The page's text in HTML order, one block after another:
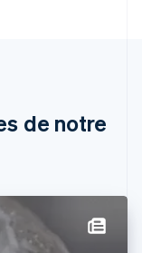
de notre